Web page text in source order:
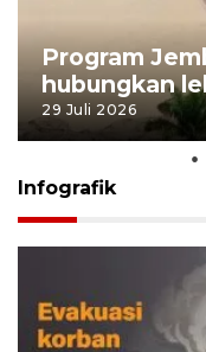
Program
hubungkan
29 Juli 2026
Infografik